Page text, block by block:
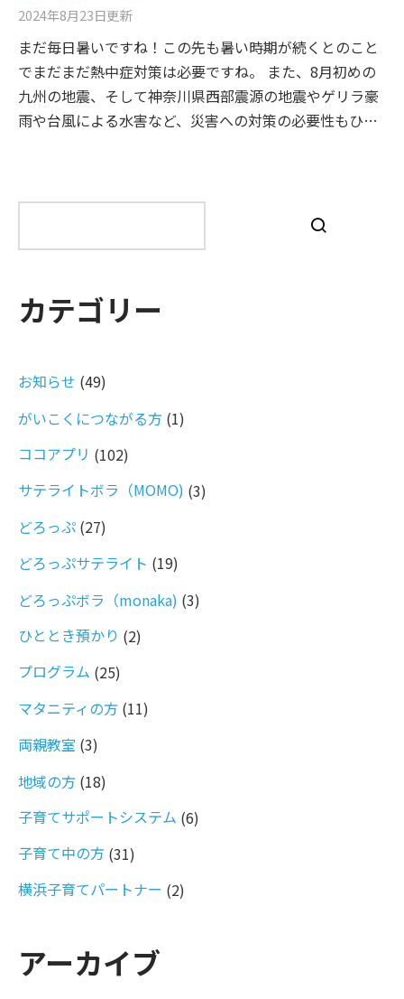
2024年8月23日更新
まだ毎日暑いですね！この先も暑い時期が続くとのこと
でまだまだ熱中症対策は必要ですね。 また、8月初めの
九州の地震、そして神奈川県西部震源の地震やゲリラ豪
雨や台風による水害など、災害への対策の必要性もひ…
カテゴリー
お知らせ (49)
がいこくにつながる方 (1)
ココアプリ (102)
サテライトボラ（MOMO) (3)
どろっぷ (27)
どろっぷサテライト (19)
どろっぷボラ（monaka) (3)
ひととき預かり (2)
プログラム (25)
マタニティの方 (11)
両親教室 (3)
地域の方 (18)
子育てサポートシステム (6)
子育て中の方 (31)
横浜子育てパートナー (2)
アーカイブ